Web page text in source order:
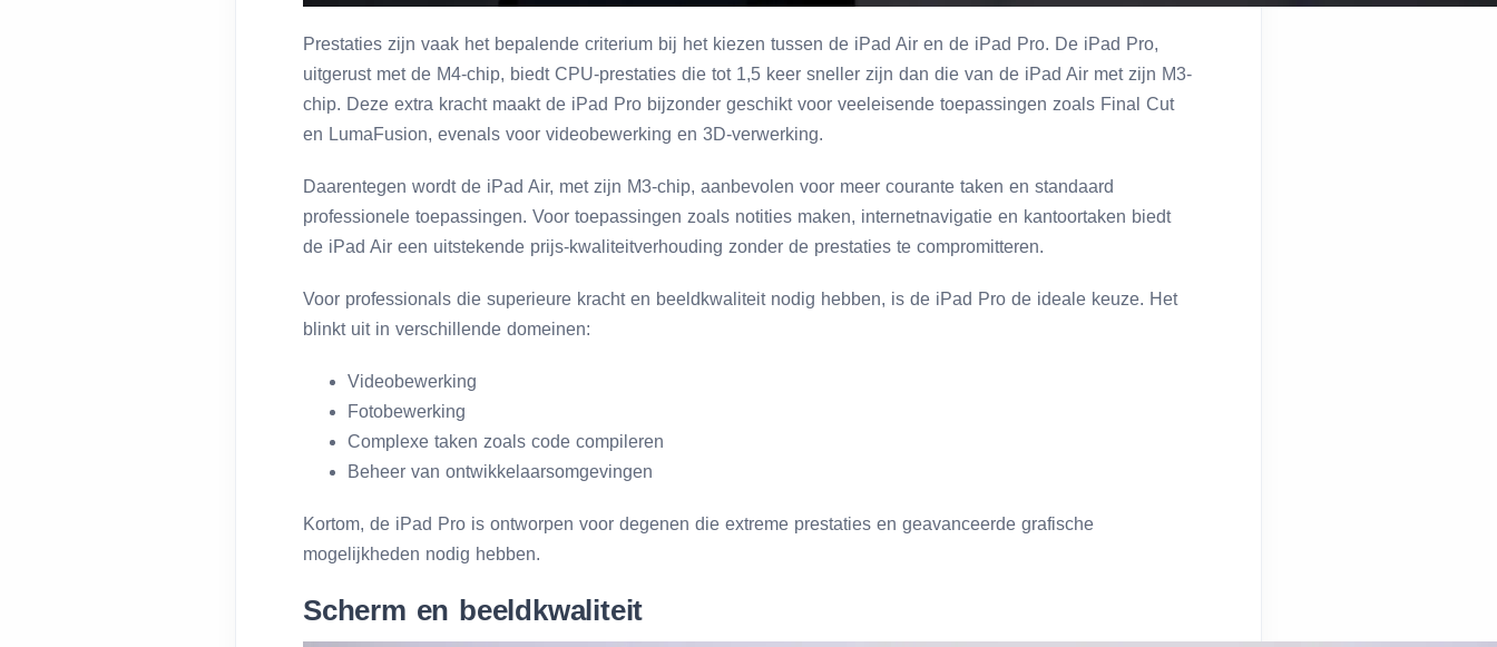
Prestaties zijn vaak het bepalende criterium bij het kiezen tussen de iPad Air en de iPad Pro. De iPad Pro,
uitgerust met de M4-chip, biedt CPU-prestaties die tot 1,5 keer sneller zijn dan die van de iPad Air met zijn M3-
chip. Deze extra kracht maakt de iPad Pro bijzonder geschikt voor veeleisende toepassingen zoals Final Cut
en LumaFusion, evenals voor videobewerking en 3D-verwerking.
Daarentegen wordt de iPad Air, met zijn M3-chip, aanbevolen voor meer courante taken en standaard
professionele toepassingen. Voor toepassingen zoals notities maken, internetnavigatie en kantoortaken biedt
de iPad Air een uitstekende prijs-kwaliteitverhouding zonder de prestaties te compromitteren.
Voor professionals die superieure kracht en beeldkwaliteit nodig hebben, is de iPad Pro de ideale keuze. Het
blinkt uit in verschillende domeinen:
Videobewerking
Fotobewerking
Complexe taken zoals code compileren
Beheer van ontwikkelaarsomgevingen
Kortom, de iPad Pro is ontworpen voor degenen die extreme prestaties en geavanceerde grafische
mogelijkheden nodig hebben.
Scherm en beeldkwaliteit